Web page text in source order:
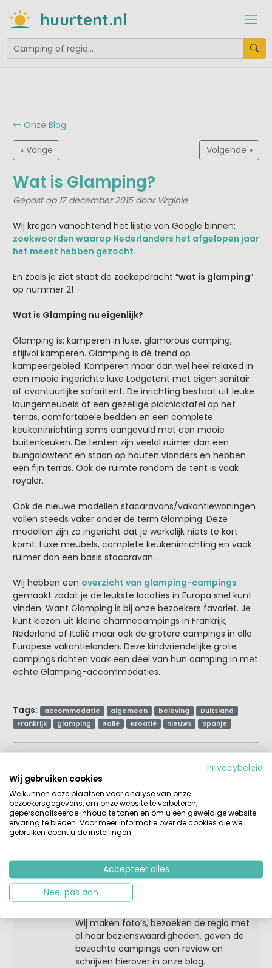
huurtent.nl
Onze Blog
« Vorige Volgende »
Wat is Glamping?
Gepost op 17 december 2015 door Virginie
Wij kregen vanochtend het lijstje van Google binnen:
zoekwoorden waarop Nederlanders het afgelopen jaar
het meest hebben gezocht.
En zoals je ziet staat de zoekopdracht “wat is glamping”
op nummer 2!
Wat is Glamping nu eigenlijk?
Glamping is: kamperen in luxe, glamorous camping,
stijlvol kamperen. Glamping is dé trend op
kampeergebied. Kamperen maar dan wel heel relaxed in
een mooie ingerichte luxe Lodgetent met eigen sanitair
of avontuurlijke safaritent. De inrichting bestaat uit leuke
loungemeubels of een gezellige picknicktafel op het
terras, comfortabele bedden en een complete
keukeninrichting soms aangevuld met een mooie
buitenkeuken. De tenten zijn veelal ruimer dan een
bungalowtent en staan op houten vlonders en hebben
een fijn terras. Ook de ruimte rondom de tent is vaak
royaler.
Ook de nieuwe modellen stacaravans/vakantiewoningen
vallen steeds vaker onder de term Glamping. Deze
modellen zijn zo ingericht dat je werkelijk niets te kort
komt. Luxe meubels, complete keukeninrichting en vaak
ruimer dan een basis stacaravan.
Wij hebben een overzicht van glamping-campings
gemaakt zodat je de leukste locaties in Europa snel kunt
vinden. Want Glamping is bij onze bezoekers favoriet. Je
kunt kiezen uit kleine charmecampings in Frankrijk,
Nederland of Italië maar ook de grotere campings in alle
Europese vakantielanden. Deze kindvriendelijke grote
campings richten vaak een deel van hun camping in met
echte Glamping-accommodaties.
Tags: accommodatie algemeen beleving
Duitsland
Frankrijk
glamping Italië Kroatië nieuws Spanje
Als ik mag kiezen tussen een vakantie op
de camping of een vliegvakantie dan
wordt het toch altijd die camping ergens
in Europa. De afgelopen 20 jaar heb ik
dan ook met heel veel plezier gewerkt
Ik verzorg samen met Ruud en Robert de
content en het aanbod en we bezoeken
minstens twee keer per jaar diverse
Wij maken foto’s, bezoeken de regio met
al haar bezienswaardigheden, geven de
bezochte campings een review en
schrijven hierover in onze blog.
Privacybeleid
Wij gebruiken cookies
We kunnen deze plaatsen voor analyse van onze
bezoekersgegevens, om onze website te verbeteren,
gepersonaliseerde inhoud te tonen en om u een geweldige website-
ervaring te bieden. Voor meer informatie over de cookies die we
gebruiken opent u de instellingen.
Accepteer alles
Nee, pas aan